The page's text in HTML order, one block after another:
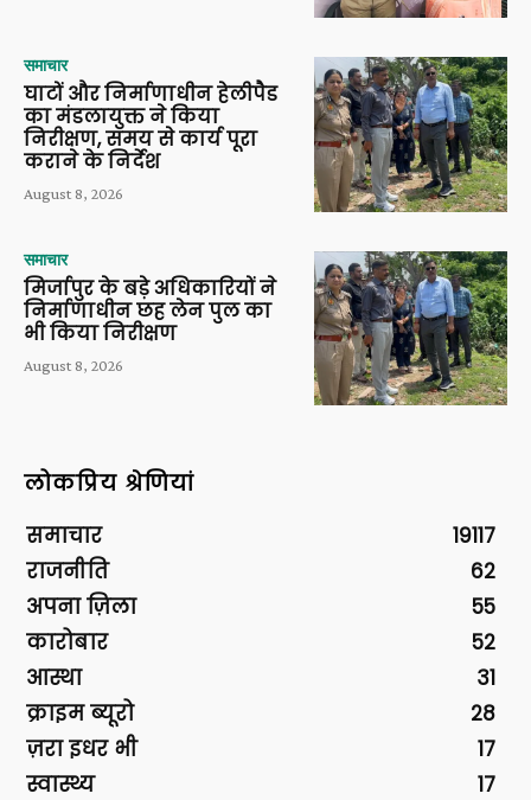
समाचार
घाटों और निर्माणाधीन हेलीपैड
का मंडलायुक्त ने किया
निरीक्षण, समय से कार्य पूरा
कराने के निर्देश
August 8, 2026
समाचार
मिर्जापुर के बड़े अधिकारियों ने
निर्माणाधीन छह लेन पुल का
भी किया निरीक्षण
August 8, 2026
लोकप्रिय श्रेणियां
समाचार
19117
राजनीति
62
अपना ज़िला
55
कारोबार
52
आस्था
31
क्राइम ब्यूरो
28
ज़रा इधर भी
17
स्वास्थ्य
17